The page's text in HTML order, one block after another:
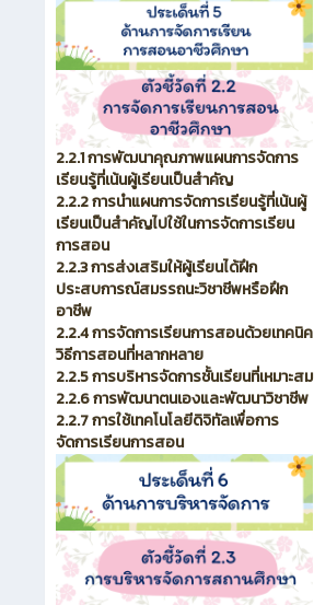
2.2.1 การพัฒนาคุณภาพแผนการจัดการ
เรียนรู้ที่เน้นผู้เรียนเป็นสำคัญ
2.2.2 การนำแผนการจัดการเรียนรู้ที่เน้นผู้
เรียนเป็นสำคัญไปใช้ในการจัดการเรียน
การสอน
2.2.3 การส่งเสริมให้ผู้เรียนได้ฝึก
ประสบการณ์สมรรถนะวิชาชีพหรือฝึก
อาชีพ
2.2.4 การจัดการเรียนการสอนด้วยเทคนิค
วิธีการสอนที่หลากหลาย
2.2.5 การบริหารจัดการชั้นเรียนที่เหมาะสม
2.2.6 การพัฒนาตนเองและพัฒนาวิชาชีพ
2.2.7 การใช้เทคโนโลยีดิจิทัลเพื่อการ
จัดการเรียนการสอน